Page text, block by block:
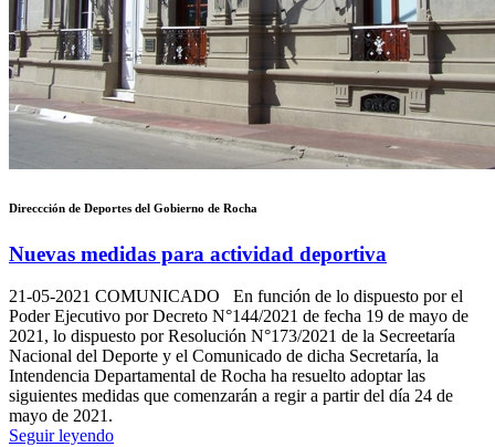
Direccción de Deportes del Gobierno de Rocha
Nuevas medidas para actividad deportiva
21-05-2021 COMUNICADO En función de lo dispuesto por el
Poder Ejecutivo por Decreto N°144/2021 de fecha 19 de mayo de
2021, lo dispuesto por Resolución N°173/2021 de la Secreetaría
Nacional del Deporte y el Comunicado de dicha Secretaría, la
Intendencia Departamental de Rocha ha resuelto adoptar las
siguientes medidas que comenzarán a regir a partir del día 24 de
mayo de 2021.
Seguir leyendo